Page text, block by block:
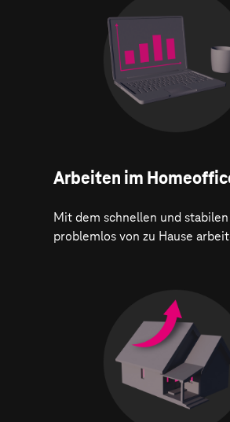
Arbeiten im
Mit dem schnellen und
problemlos von zu Hause